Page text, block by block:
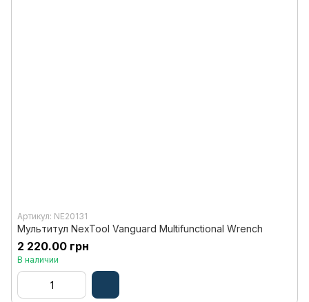
Артикул: NE20131
Мультитул NexTool Vanguard Multifunctional Wrench
2 220.00 грн
В наличии